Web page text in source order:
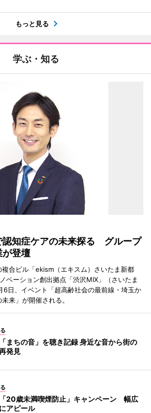
もっと見る
学ぶ・知る
認知症ケアの未来探る グループ
が登壇
合ビル「ekism（エキスム）さいたま新都
ベーション創出拠点「渋沢MIX」（さいたま
6日、イベント「超高齢社会の最前線・埼玉か
来」が開催される。
まちの音」を聴き記録 身近な音から街の
発見
20歳未満喫煙防止」キャンペーン 幅広
アピール